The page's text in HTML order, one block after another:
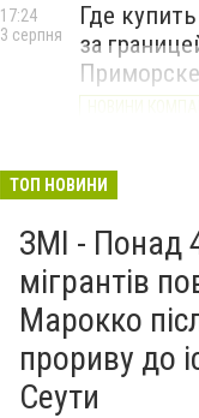
Где
за
Приморске
17:24
3 серпня
ТОП НОВИНИ
ЗМІ - Понад
мігрантів
Марокко
прориву до
Сеути